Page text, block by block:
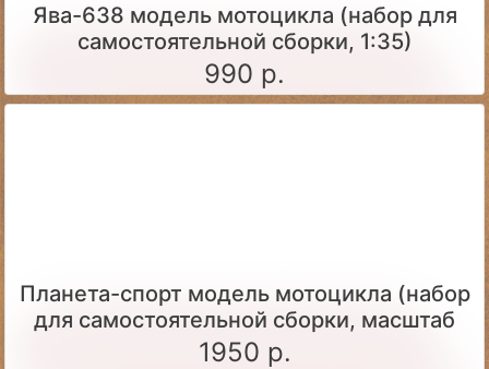
Ява-638 модель мотоцикла (набор для
самостоятельной сборки, 1:35)
990 р.
Планета-спорт модель мотоцикла (набор
для самостоятельной сборки, масштаб
1:24)
1950 р.